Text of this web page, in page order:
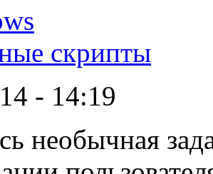
скрипты
- 14:19
необычная